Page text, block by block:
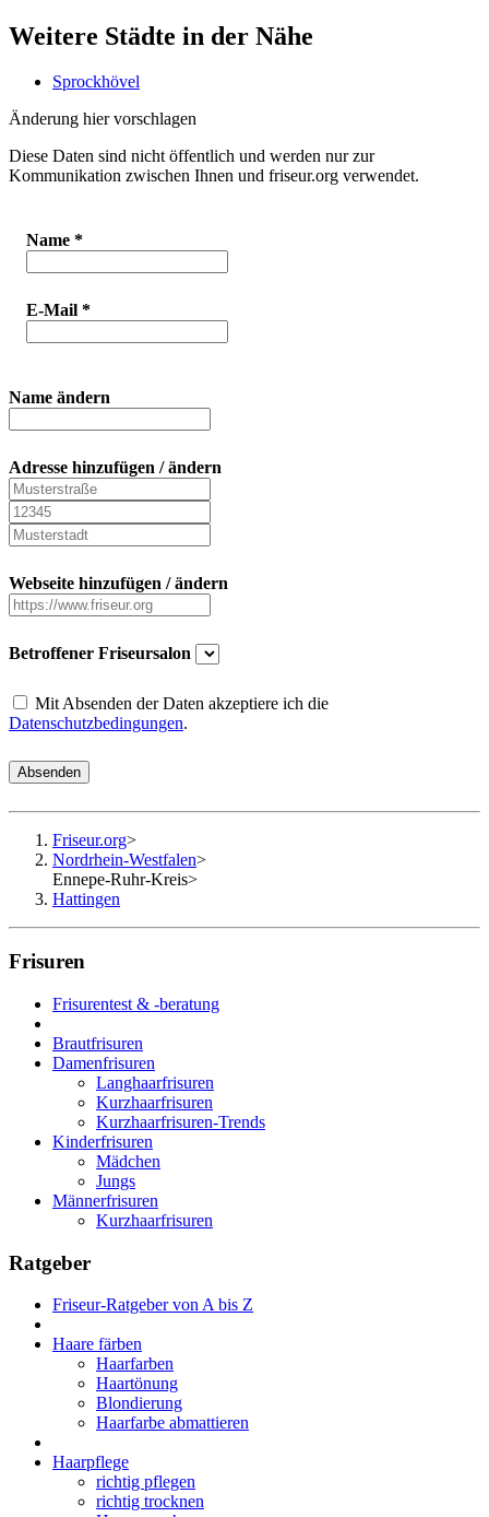
Weitere Städte in der Nähe
Sprockhövel
Änderung hier vorschlagen
Diese Daten sind nicht öffentlich und werden nur zur
Kommunikation zwischen Ihnen und friseur.org verwendet.
Name *
E-Mail *
Name ändern
Adresse hinzufügen / ändern
Webseite hinzufügen / ändern
Betroffener Friseursalon
Mit Absenden der Daten akzeptiere ich die
Datenschutzbedingungen.
Absenden
Friseur.org>
Nordrhein-Westfalen>
Ennepe-Ruhr-Kreis>
Hattingen
Frisuren
Frisurentest & -beratung
Brautfrisuren
Damenfrisuren
Langhaarfrisuren
Kurzhaarfrisuren
Kurzhaarfrisuren-Trends
Kinderfrisuren
Mädchen
Jungs
Männerfrisuren
Kurzhaarfrisuren
Ratgeber
Friseur-Ratgeber von A bis Z
Haare färben
Haarfarben
Haartönung
Blondierung
Haarfarbe abmattieren
Haarpflege
richtig pflegen
richtig trocknen